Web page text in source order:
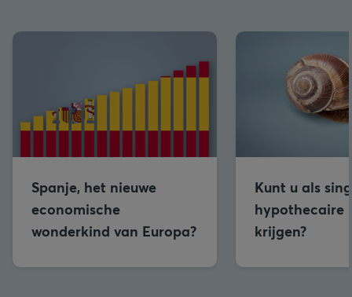
Spanje, het nieuwe
economische
wonderkind van Europa?
Kunt u als
hypothecaire
krijgen?